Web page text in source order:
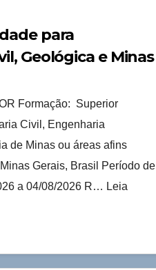
para
Geológica e Minas
Formação: Superior
Civil, Engenharia
de Minas ou áreas afins
Gerais, Brasil Período de
a 04/08/2026 R… Leia